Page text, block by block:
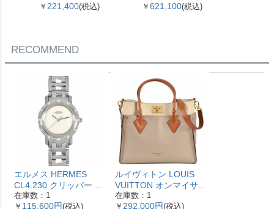
￥ 221,400(税込)
￥ 621,100(税込)
RECOMMEND
エルメス HERMES
CL4.230 クリッパー ナ
クレ 腕時計 シェル文字
在庫数：1
￥ 115,600円(税込)
ルイヴィトン LOUIS
VUITTON オンマイサ
イドMM ハンドバッグ
在庫数：1
￥ 292,000円(税込)